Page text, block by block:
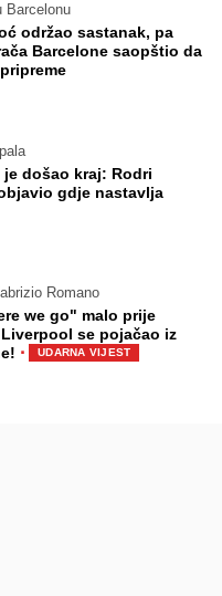
Barcelonu
održao sastanak, pa
Barcelone saopštio da
je došao kraj: Rodri
gdje nastavlja
Romano
we go" malo prije
se pojačao iz
· UDARNA VIJEST